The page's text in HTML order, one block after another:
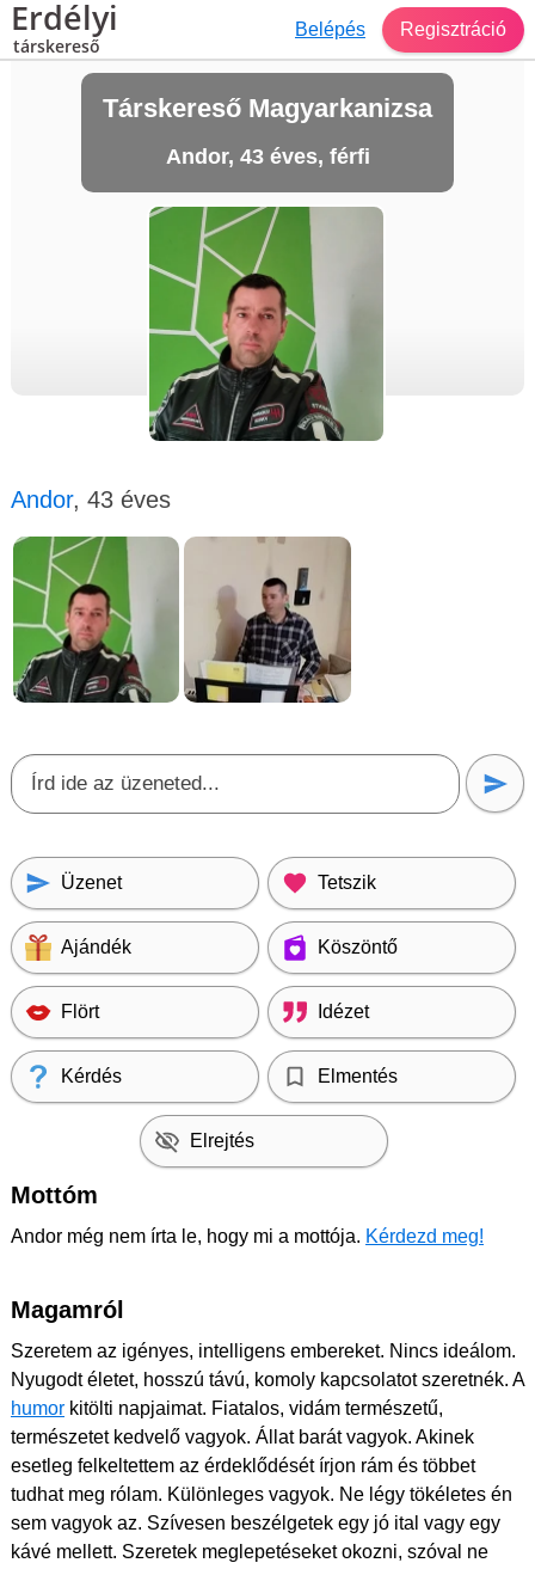
Erdélyi
társkereső
Belépés Regisztráció
Társkereső Magyarkanizsa
Andor, 43 éves, férfi
Andor, 43 éves
Üzenet Tetszik
Ajándék Köszöntő
Flört Idézet
Kérdés Elmentés
Elrejtés
Mottóm
Andor még nem írta le, hogy mi a mottója. Kérdezd meg!
Magamról
Szeretem az igényes, intelligens embereket. Nincs ideálom.
Nyugodt életet, hosszú távú, komoly kapcsolatot szeretnék. A
humor kitölti napjaimat. Fiatalos, vidám természetű,
természetet kedvelő vagyok. Állat barát vagyok. Akinek
esetleg felkeltettem az érdeklődését írjon rám és többet
tudhat meg rólam. Különleges vagyok. Ne légy tökéletes én
sem vagyok az. Szívesen beszélgetek egy jó ital vagy egy
kávé mellett. Szeretek meglepetéseket okozni, szóval ne